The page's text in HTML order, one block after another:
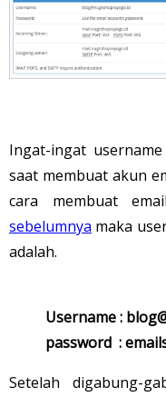
Ingat-ingat
saat membuat akun
cara membuat
sebelumnya maka
adalah.
Username :
password :
Setelah digabung-